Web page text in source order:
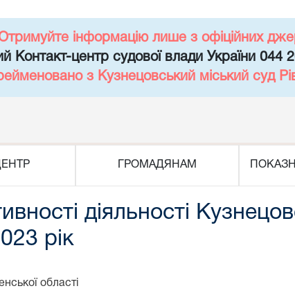
інформацію лише з офіційних
Контакт-центр судової влади України 044
з Кузнецовський міський суд
ГРОМАДЯНАМ
діяльності
рік
області